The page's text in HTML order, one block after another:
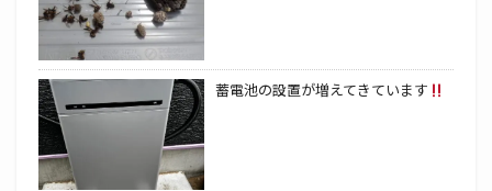
蓄電池の設置が増えてきています